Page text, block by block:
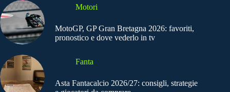
Motori
MotoGP, GP Gran Bretagna 2026: favoriti,
pronostico e dove vederlo in tv
Fanta
Asta Fantacalcio 2026/27: consigli, strategie